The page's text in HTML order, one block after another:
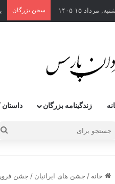
مرداد ۱۵ ۱۴۰۵ سخن بزرگان
زندگینامه بزرگان داستان
خانه / جشن های ایرانیان / جشن